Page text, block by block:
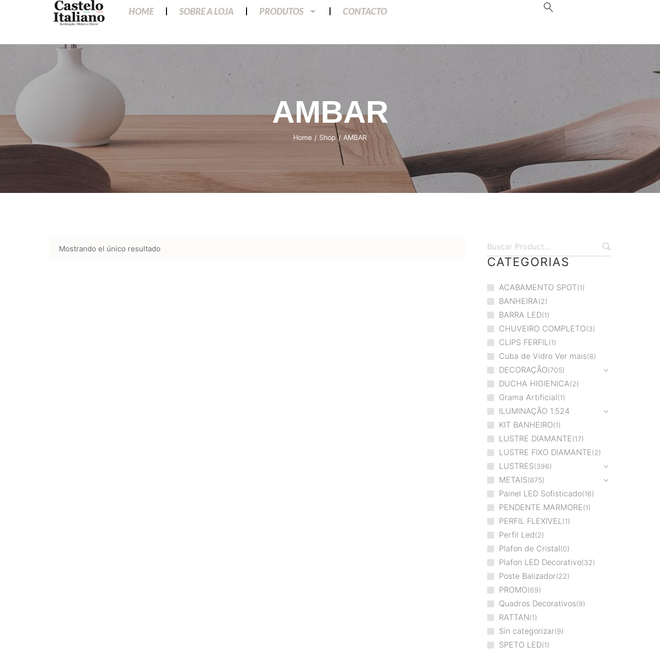
HOME SOBRE A LOJA PRODUTOS CONTACTO
AMBAR
Home / Shop / AMBAR
Mostrando el único resultado
CATEGORIAS
ACABAMENTO SPOT 1
BANHEIRA 2
BARRA LED 1
CHUVEIRO COMPLETO 3
CLIPS FERFIL 1
Cuba de Vidro Ver mais 8
DECORAÇÃO 705
DUCHA HIGIENICA 2
Grama Artificial 1
ILUMINAÇÃO 1.524
KIT BANHEIRO 1
LUSTRE DIAMANTE 17
LUSTRE FIXO DIAMANTE 2
LUSTRES 396
METAIS 875
Painel LED Sofisticado 16
PENDENTE MARMORE 1
PERFIL FLEXIVEL 1
Perfil Led 2
Plafon de Cristal 0
Plafon LED Decorativo 32
Poste Balizador 22
PROMO 69
Quadros Decorativos 9
RATTAN 1
Sin categorizar 9
SPETO LED 1